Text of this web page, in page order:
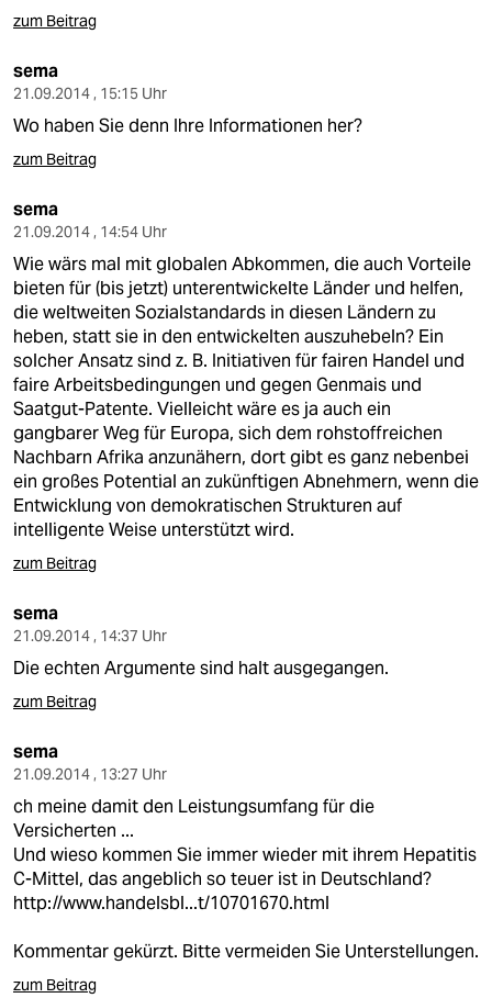
zum Beitrag
sema
21.09.2014 , 15:15 Uhr
Wo haben Sie denn Ihre Informationen her?
zum Beitrag
sema
21.09.2014 , 14:54 Uhr
Wie wärs mal mit globalen Abkommen, die auch Vorteile
bieten für (bis jetzt) unterentwickelte Länder und helfen,
die weltweiten Sozialstandards in diesen Ländern zu
heben, statt sie in den entwickelten auszuhebeln? Ein
solcher Ansatz sind z. B. Initiativen für fairen Handel und
faire Arbeitsbedingungen und gegen Genmais und
Saatgut-Patente. Vielleicht wäre es ja auch ein
gangbarer Weg für Europa, sich dem rohstoffreichen
Nachbarn Afrika anzunähern, dort gibt es ganz nebenbei
ein großes Potential an zukünftigen Abnehmern, wenn die
Entwicklung von demokratischen Strukturen auf
intelligente Weise unterstützt wird.
zum Beitrag
sema
21.09.2014 , 14:37 Uhr
Die echten Argumente sind halt ausgegangen.
zum Beitrag
sema
21.09.2014 , 13:27 Uhr
ch meine damit den Leistungsumfang für die
Versicherten ...
Und wieso kommen Sie immer wieder mit ihrem Hepatitis
C-Mittel, das angeblich so teuer ist in Deutschland?
http://www.handelsbl...t/10701670.html
Kommentar gekürzt. Bitte vermeiden Sie Unterstellungen.
zum Beitrag